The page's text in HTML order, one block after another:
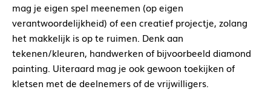
mag je eigen spel meenemen (op eigen
verantwoordelijkheid) of een creatief projectje, zolang
het makkelijk is op te ruimen. Denk aan
tekenen/kleuren, handwerken of bijvoorbeeld diamond
painting. Uiteraard mag je ook gewoon toekijken of
kletsen met de deelnemers of de vrijwilligers.